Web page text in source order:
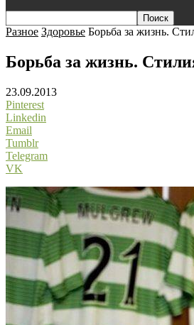
Разное Здоровье Борьба за жизнь.
Борьба за жизнь.
23.09.2013
Pinterest
Linkedin
Email
Tumblr
Telegram
VK